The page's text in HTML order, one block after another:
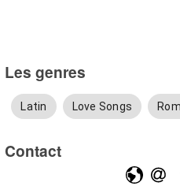
Les genres
Latin Love Songs
Contact